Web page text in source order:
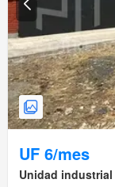
UF 6/mes
Unidad industrial